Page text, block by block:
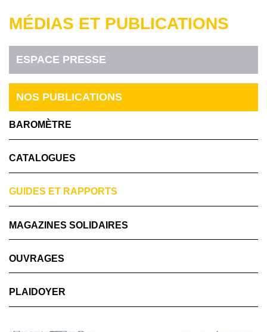
MÉDIAS ET PUBLICATIONS
ESPACE PRESSE
NOS PUBLICATIONS
BAROMÈTRE
CATALOGUES
GUIDES ET RAPPORTS
MAGAZINES SOLIDAIRES
OUVRAGES
PLAIDOYER